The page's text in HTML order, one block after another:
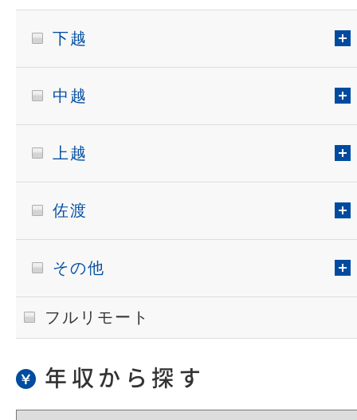
下越
中越
上越
佐渡
その他
フルリモート
年収から探す